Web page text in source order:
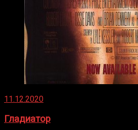
11.12.2020
Гладиатор